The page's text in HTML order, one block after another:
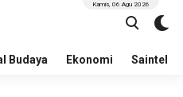
Budaya Ekonomi Saintek
Kamis, 06 Agu 2026